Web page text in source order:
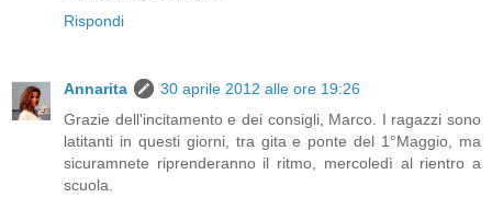
Rispondi
Annarita
30 aprile 2012 alle ore 19:26
Grazie dell'incitamento e dei consigli, Marco. I ragazzi sono
latitanti in questi giorni, tra gita e ponte del 1°Maggio, ma
sicuramnete riprenderanno il ritmo, mercoledì al rientro a
scuola.